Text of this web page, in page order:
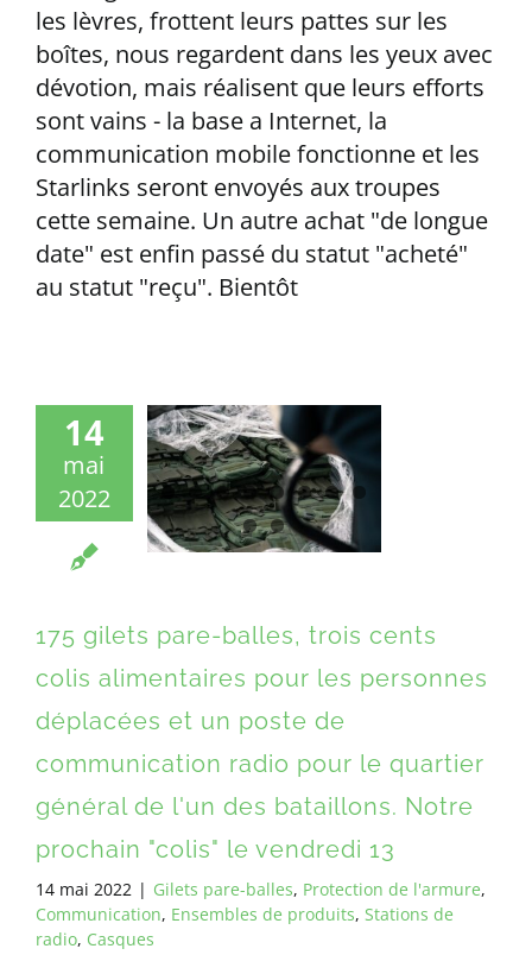
les lèvres, frottent leurs pattes sur les
boîtes, nous regardent dans les yeux avec
dévotion, mais réalisent que leurs efforts
sont vains - la base a Internet, la
communication mobile fonctionne et les
Starlinks seront envoyés aux troupes
cette semaine. Un autre achat "de longue
date" est enfin passé du statut "acheté"
au statut "reçu". Bientôt
14
mai
2022
175 gilets pare-balles, trois cents
colis alimentaires pour les personnes
déplacées et un poste de
communication radio pour le quartier
général de l'un des bataillons. Notre
prochain "colis" le vendredi 13
14 mai 2022 | Gilets pare-balles, Protection de l'armure,
Communication, Ensembles de produits, Stations de
radio, Casques